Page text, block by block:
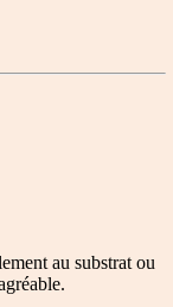
au substrat ou